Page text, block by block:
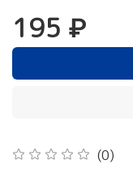
(0)
195 ₽